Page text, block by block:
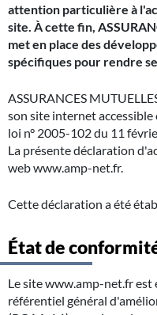
attention particulière à
site. À cette fin,
met en place des
spécifiques pour rendre
ASSURANCES
son site internet
loi n° 2005-102 du 11
La présente déclaration
web www.amp-net.fr.
Cette déclaration a été
État de
Le site www.amp-net.fr
référentiel général